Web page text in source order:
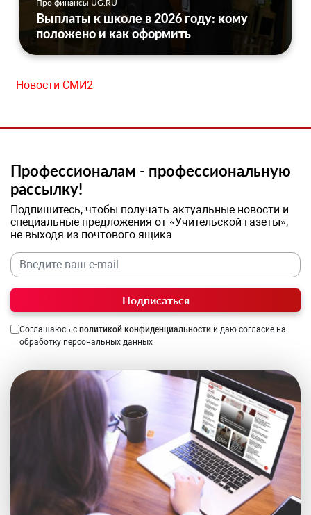
Про финансы UG.RU
Выплаты к школе в 2026 году: кому
положено и как оформить
Новости СМИ2
Профессионалам - профессиональную
рассылку!
Подпишитесь, чтобы получать актуальные новости и
специальные предложения от «Учительской газеты»,
не выходя из почтового ящика
Подписаться
Соглашаюсь с политикой конфиденциальности и даю согласие на
обработку персональных данных